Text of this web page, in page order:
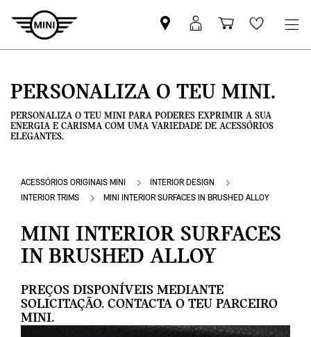
Pesquisar
parceiro
Iniciar
sessão
Carrinho
de
Wishlist
PERSONALIZA O TEU MINI.
PERSONALIZA O TEU MINI PARA PODERES EXPRIMIR A SUA
ENERGIA E CARISMA COM UMA VARIEDADE DE ACESSÓRIOS
ELEGANTES.
ACESSÓRIOS ORIGINAIS MINI
INTERIOR DESIGN
INTERIOR TRIMS
MINI INTERIOR SURFACES IN BRUSHED ALLOY
MINI INTERIOR SURFACES
IN BRUSHED ALLOY
PREÇOS DISPONÍVEIS MEDIANTE
SOLICITAÇÃO. CONTACTA O TEU PARCEIRO
MINI.